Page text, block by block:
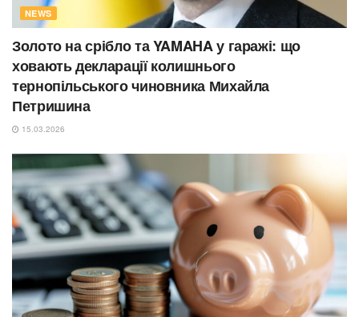
NEWS
Золото на срібло та YAMAHA у гаражі: що
ховають декларації колишнього
тернопільського чиновника Михайла
Петришина
15.03.2026